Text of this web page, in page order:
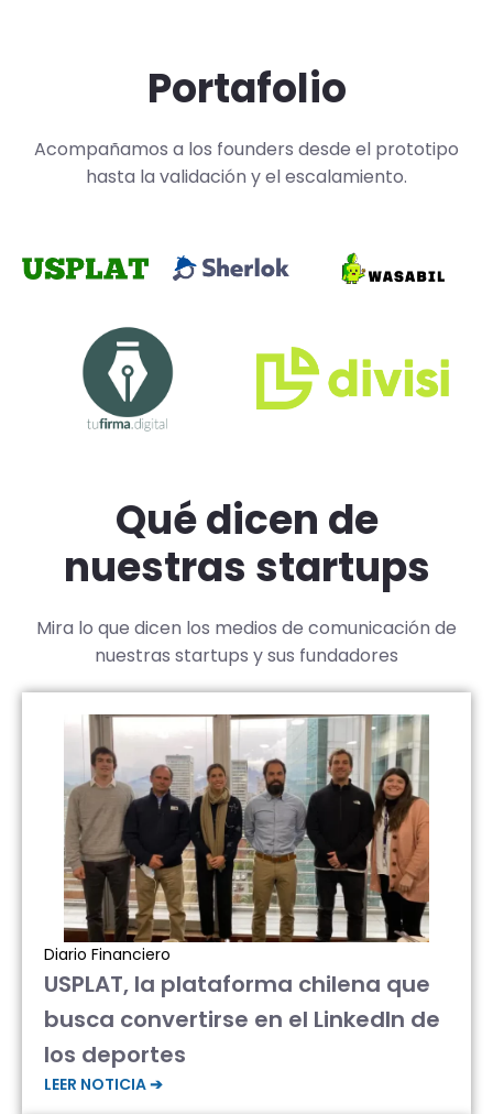
Portafolio
Acompañamos a los founders desde el prototipo
hasta la validación y el escalamiento.
Qué dicen de
nuestras startups
Mira lo que dicen los medios de comunicación de
nuestras startups y sus fundadores
Diario Financiero
USPLAT, la plataforma chilena que
busca convertirse en el LinkedIn de
los deportes
LEER NOTICIA ➔